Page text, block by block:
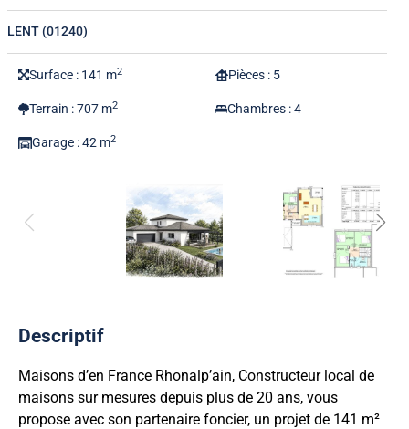
LENT (01240)
Surface : 141 m2
Terrain : 707 m2
Garage : 42 m2
Pièces : 5
Chambres : 4
Descriptif
Maisons d’en France Rhonalp’ain, Constructeur local de
maisons sur mesures depuis plus de 20 ans, vous
propose avec son partenaire foncier, un projet de 141 m²